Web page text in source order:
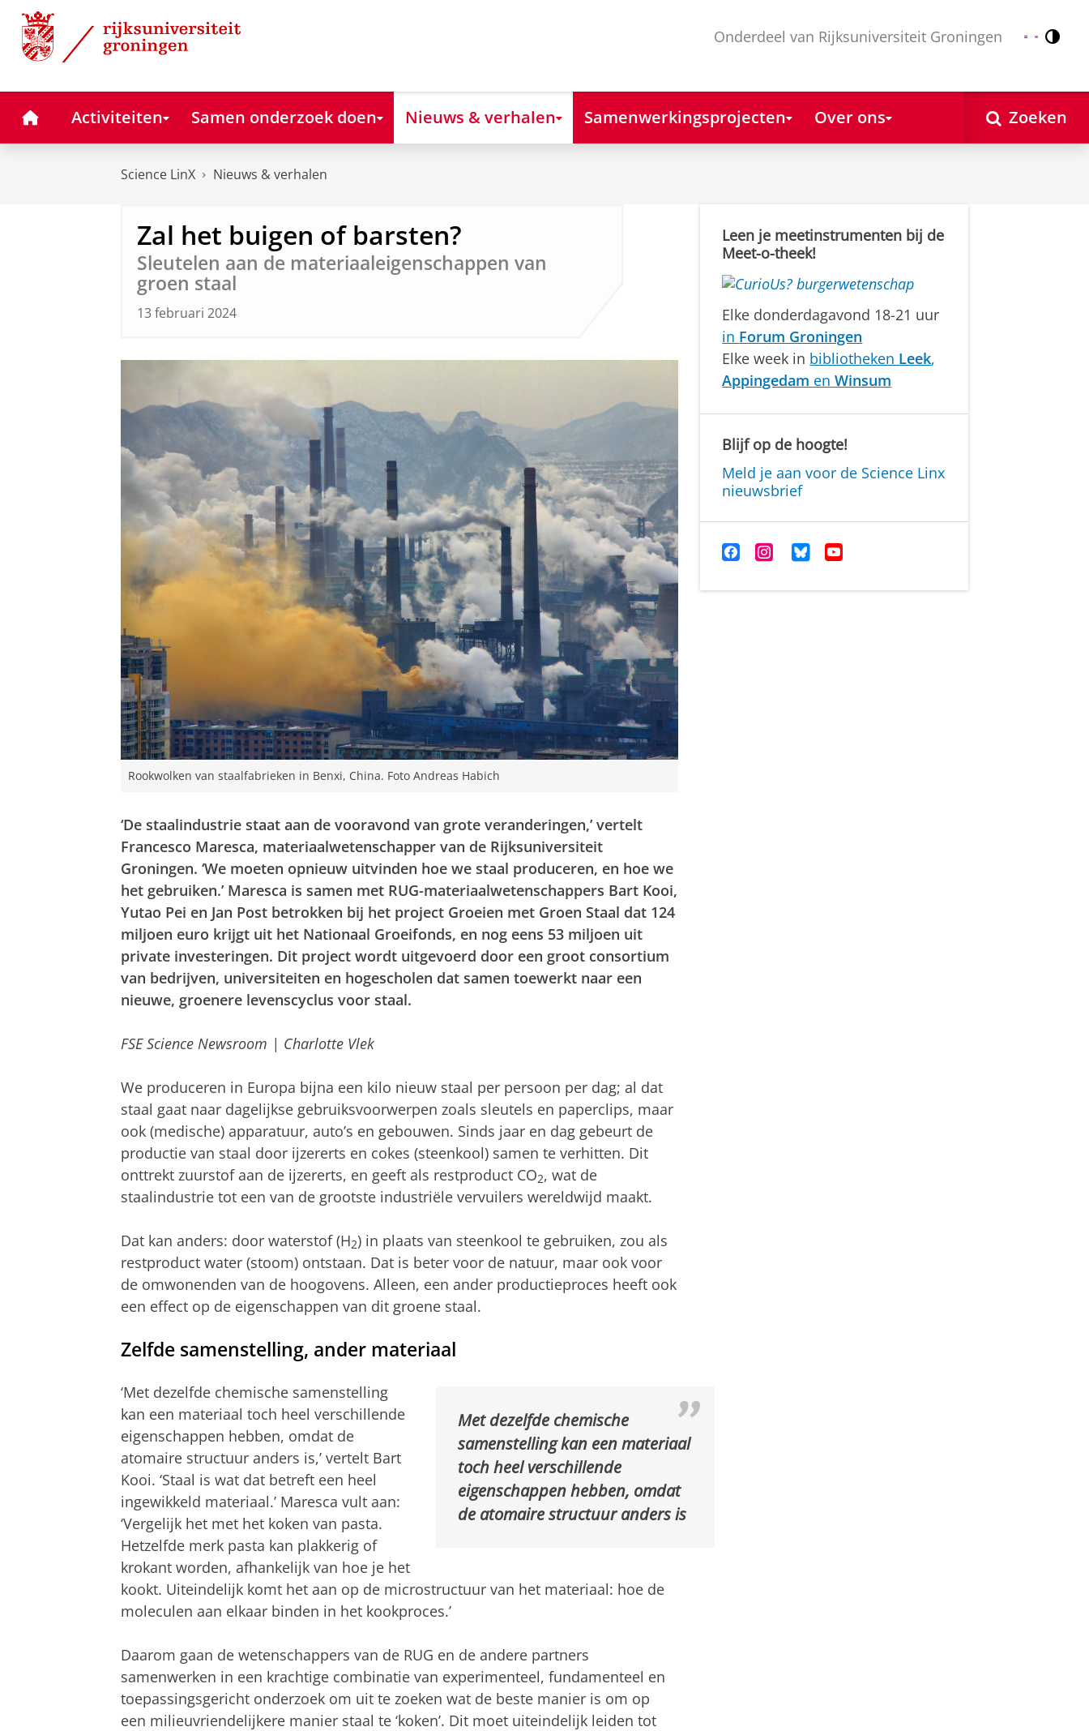
Skip
Content
Skip
Navigation
Onderdeel van Rijksuniversiteit Groningen Nederlands
English
Science LinX
HomeActiviteiten Samen onderzoek doen Nieuws & verhalen Samenwerkingsprojecten Over ons Zoeken
Science LinX Nieuws & verhalen
Zal het buigen of barsten?
Sleutelen aan de materiaaleigenschappen van
groen staal
13 februari 2024
Rookwolken van staalfabrieken in Benxi, China. Foto Andreas Habich
‘De staalindustrie staat aan de vooravond van grote veranderingen,’ vertelt
Francesco Maresca, materiaalwetenschapper van de Rijksuniversiteit
Groningen. ‘We moeten opnieuw uitvinden hoe we staal produceren, en hoe we
het gebruiken.’ Maresca is samen met RUG-materiaalwetenschappers Bart Kooi,
Yutao Pei en Jan Post betrokken bij het project Groeien met Groen Staal dat 124
miljoen euro krijgt uit het Nationaal Groeifonds, en nog eens 53 miljoen uit
private investeringen. Dit project wordt uitgevoerd door een groot consortium
van bedrijven, universiteiten en hogescholen dat samen toewerkt naar een
nieuwe, groenere levenscyclus voor staal.
FSE Science Newsroom | Charlotte Vlek
We produceren in Europa bijna een kilo nieuw staal per persoon per dag; al dat
staal gaat naar dagelijkse gebruiksvoorwerpen zoals sleutels en paperclips, maar
ook (medische) apparatuur, auto’s en gebouwen. Sinds jaar en dag gebeurt de
productie van staal door ijzererts en cokes (steenkool) samen te verhitten. Dit
onttrekt zuurstof aan de ijzererts, en geeft als restproduct CO2, wat de
staalindustrie tot een van de grootste industriële vervuilers wereldwijd maakt.
Dat kan anders: door waterstof (H2) in plaats van steenkool te gebruiken, zou als
restproduct water (stoom) ontstaan. Dat is beter voor de natuur, maar ook voor
de omwonenden van de hoogovens. Alleen, een ander productieproces heeft ook
een effect op de eigenschappen van dit groene staal.
Zelfde samenstelling, ander materiaal
Met dezelfde chemische
samenstelling kan een materiaal
toch heel verschillende
eigenschappen hebben, omdat
de atomaire structuur anders is
‘Met dezelfde chemische samenstelling
kan een materiaal toch heel verschillende
eigenschappen hebben, omdat de
atomaire structuur anders is,’ vertelt Bart
Kooi. ‘Staal is wat dat betreft een heel
ingewikkeld materiaal.’ Maresca vult aan:
‘Vergelijk het met het koken van pasta.
Hetzelfde merk pasta kan plakkerig of
krokant worden, afhankelijk van hoe je het
kookt. Uiteindelijk komt het aan op de microstructuur van het materiaal: hoe de
moleculen aan elkaar binden in het kookproces.’
Daarom gaan de wetenschappers van de RUG en de andere partners
samenwerken in een krachtige combinatie van experimenteel, fundamenteel en
toepassingsgericht onderzoek om uit te zoeken wat de beste manier is om op
een milieuvriendelijkere manier staal te ‘koken’. Dit moet uiteindelijk leiden tot
Leen je meetinstrumenten bij de
Meet-o-theek!
Elke donderdagavond 18-21 uur
in Forum Groningen
Elke week in bibliotheken Leek,
Appingedam enWinsum
Blijf op de hoogte!
Meld je aan voor de Science Linx
nieuwsbrief